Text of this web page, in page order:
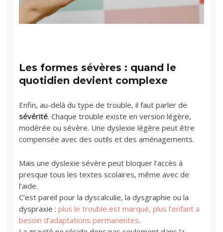
Les formes sévères : quand le
quotidien devient complexe
Enfin, au-delà du type de trouble, il faut parler de
sévérité. Chaque trouble existe en version légère,
modérée ou sévère. Une dyslexie légère peut être
compensée avec des outils et des aménagements.
Mais une dyslexie sévère peut bloquer l’accès à
presque tous les textes scolaires, même avec de
l’aide.
C’est pareil pour la dyscalculie, la dysgraphie ou la
dyspraxie :plus le trouble est marqué, plus l’enfant a
besoin d’adaptations permanentes.